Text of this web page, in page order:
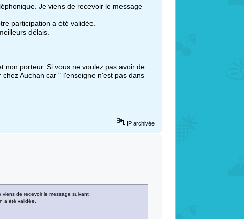
Je viens de recevoir le message
participation a été validée.
délais.
non porteur. Si vous ne voulez pas avoir de
Auchan car " l'enseigne n'est pas dans
IP archivée
de recevoir le message suivant :
a été validée.